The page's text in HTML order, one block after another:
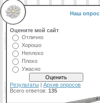
Наш опрос
Оцените мой сайт
Отлично
Хорошо
Неплохо
Плохо
Ужасно
Результаты | Архив опросов
Всего ответов: 135